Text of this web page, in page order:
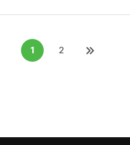
1 2